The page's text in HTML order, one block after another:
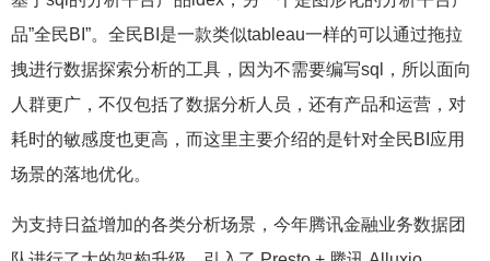
品”全民BI”。全民BI是一款类似tableau一样的可以通过拖拉
拽进行数据探索分析的工具，因为不需要编写sql，所以面向
人群更广，不仅包括了数据分析人员，还有产品和运营，对
耗时的敏感度也更高，而这里主要介绍的是针对全民BI应用
场景的落地优化。
为支持日益增加的各类分析场景，今年腾讯金融业务数据团
队进行了大的架构升级，引入了 Presto + 腾讯 Alluxio